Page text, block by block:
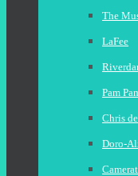
The
LaFee
Pam
Chris
Doro-